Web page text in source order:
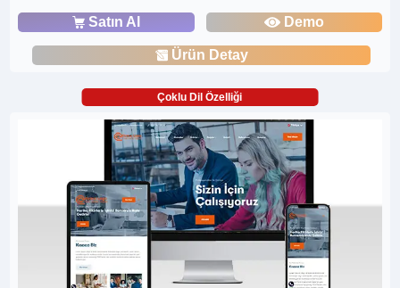
Satın Al Demo
Ürün Detay
Çoklu Dil Özelliği